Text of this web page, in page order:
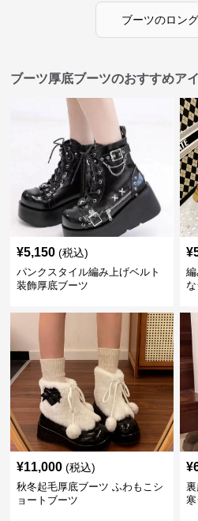
ブーツのロング
ブーツ厚底ブーツのおすすめア
¥5,150 (税込)
パンクスタイル編み上げベルト
装飾厚底ブーツ
¥
¥11,000 (税込)
秋冬起毛厚底ブーツ ふわもこシ
ョートブーツ
¥